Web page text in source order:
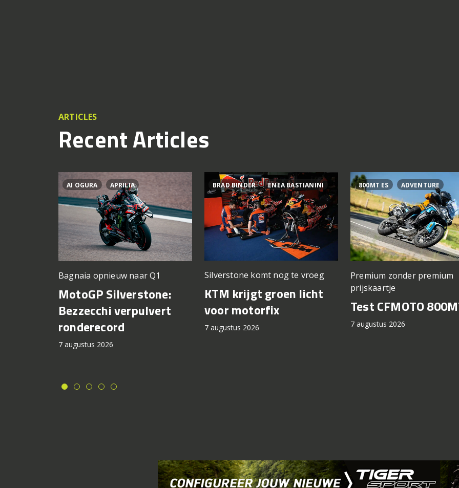
ARTICLES
Recent Articles
AI OGURA APRILIA
Bagnaia opnieuw naar Q1
MotoGP Silverstone:
Bezzecchi verpulvert
ronderecord
7 augustus 2026
BRAD BINDER ENEA BASTIANINI
Silverstone komt nog te vroeg
KTM krijgt groen licht
voor motorfix
7 augustus 2026
800MT ES ADVENTURE
Premium zonder premium
prijskaartje
Test CFMOTO
7 augustus 2026